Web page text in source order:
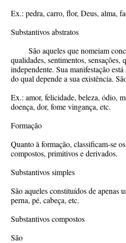
Ex.: pedra, carro, flor, Deus, alma,
Substantivos abstratos
São aqueles que nomeiam
qualidades, sentimentos, sensações,
independente. Sua manifestação
do qual depende a sua existência.
Ex.: amor, felicidade, beleza, ódio,
doença, dor, fome vingança, etc.
Formação
Quanto à formação, classificam-se
compostos, primitivos e derivados.
Substantivos simples
São aqueles constituídos de apenas
perna, pé, cabeça, etc.
Substantivos compostos
São